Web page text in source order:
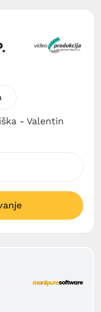
- Valentin